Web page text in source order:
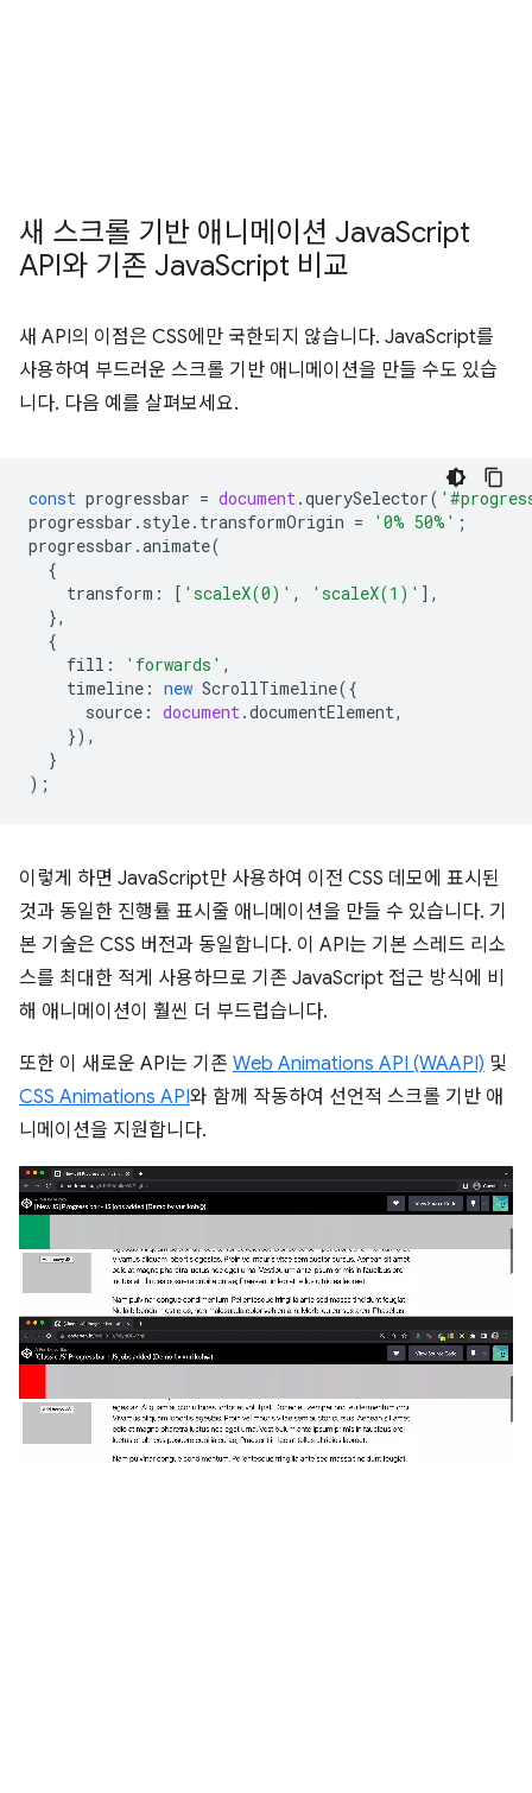
새 스크롤 기반 애니메이션 JavaScript
API와 기존 JavaScript 비교
새 API의 이점은 CSS에만 국한되지 않습니다. JavaScript를
사용하여 부드러운 스크롤 기반 애니메이션을 만들 수도 있습
니다. 다음 예를 살펴보세요.
const progressbar = document.querySelector(
progressbar . style. transformOrigin = '0% 50%' ;
progressbar .animate(
{
transform : [ 'scaleX(0)' , 'scaleX(1)' ],
},
{
fill : 'forwards' ,
timeline : new ScrollTimeline({
source : document.documentElement,
}),
}
);
이렇게 하면 JavaScript만 사용하여 이전 CSS 데모에 표시된
것과 동일한 진행률 표시줄 애니메이션을 만들 수 있습니다. 기
본 기술은 CSS 버전과 동일합니다. 이 API는 기본 스레드 리소
스를 최대한 적게 사용하므로 기존 JavaScript 접근 방식에 비
해 애니메이션이 훨씬 더 부드럽습니다.
또한 이 새로운 API는 기존 Web Animations API (WAAPI) 및
CSS Animations API와 함께 작동하여 선언적 스크롤 기반 애
니메이션을 지원합니다.